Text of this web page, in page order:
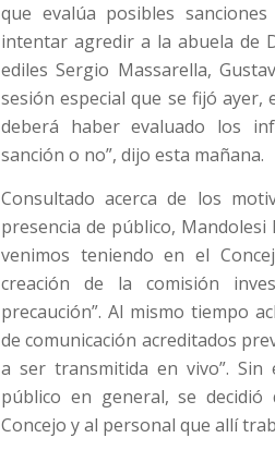
que evalúa posibles
intentar agredir a la abuela de
ediles Sergio Massarella,
sesión especial que se fijó ayer,
deberá haber evaluado los
sanción o no”, dijo esta mañana.
Consultado acerca de los
presencia de público,
venimos teniendo en el
creación de la comisión
precaución”. Al mismo tiempo
de comunicación acreditados
a ser transmitida en vivo”.
público en general, se
Concejo y al personal que allí